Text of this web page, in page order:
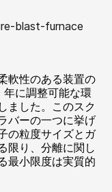
軟性のある装置の
に調整可能な環
ました。このスク
バーの一つに挙げ
の粒度サイズとガ
限り、分離に関し
最小限度は実質的